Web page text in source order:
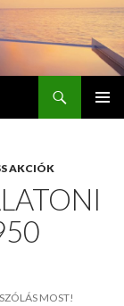
AKCIÓK
MOST!